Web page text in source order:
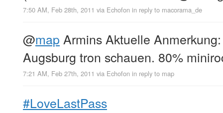
7:50 AM, Feb 28th, 2011 via Echofon in reply to macorama_de
@map Armins Aktuelle
Augsburg tron schauen. 80%
7:21 AM, Feb 27th, 2011 via Echofon in reply to map
#LoveLastPass